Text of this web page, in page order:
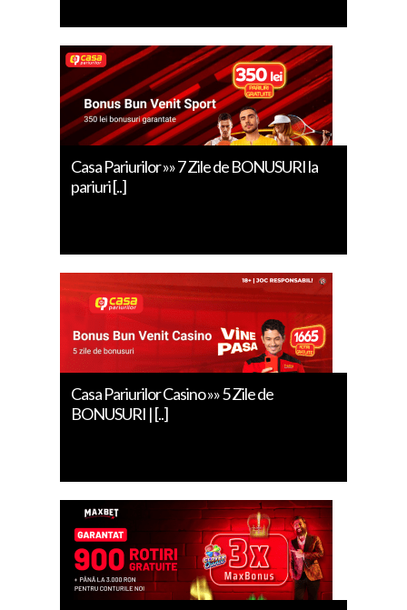
Casa Pariurilor »» 7 Zile de BONUSURI la
pariuri [..]
Casa Pariurilor Casino »» 5 Zile de
BONUSURI | [..]